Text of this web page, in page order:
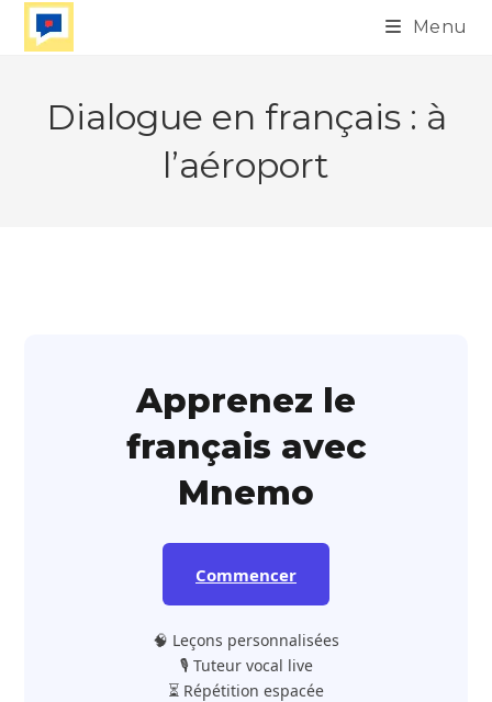
Skip
Menu
Dialogue en français : à
l’aéroport
Apprenez le
français avec
Mnemo
Commencer
🧠 Leçons personnalisées
🎙️ Tuteur vocal live
⏳ Répétition espacée